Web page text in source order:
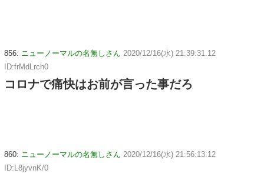
856: ニューノーマルの名無しさん 2020/12/16(水) 21:39:31.12
ID:frMdLrch0
コロナで痛快はお前が言った事だろ
860: ニューノーマルの名無しさん 2020/12/16(水) 21:56:13.12
ID:L8jyvnK/0